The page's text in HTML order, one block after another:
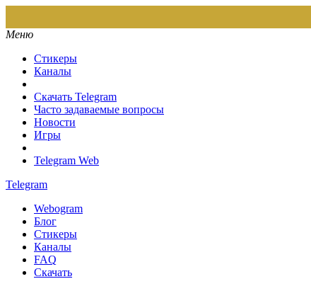
Меню
Стикеры
Каналы
Скачать Telegram
Часто задаваемые вопросы
Новости
Игры
Telegram Web
Telegram
Webogram
Блог
Стикеры
Каналы
FAQ
Скачать